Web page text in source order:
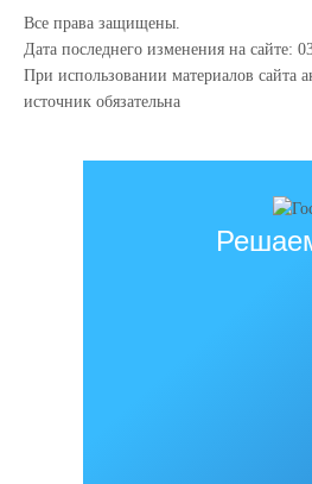
Все права защищены.
Дата последнего изменения на сайте:
При использовании материалов сайта
источник обязательна